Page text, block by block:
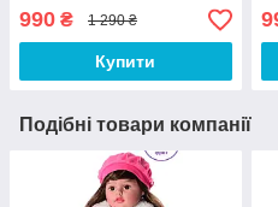
990 ₴ 1 290 ₴
Купити
Подібні товари компанії